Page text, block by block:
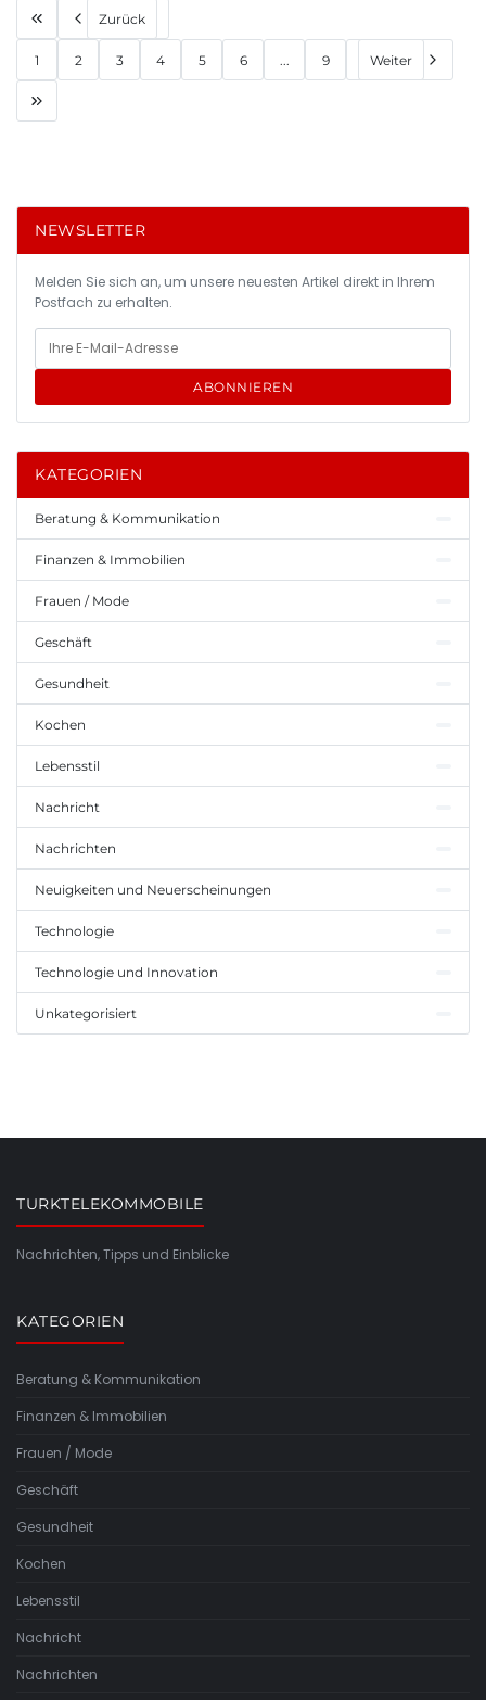
Zurück
1 2 3 4 5 6 ... 9 Weiter
NEWSLETTER
Melden Sie sich an, um unsere neuesten Artikel direkt in Ihrem
Postfach zu erhalten.
ABONNIEREN
KATEGORIEN
Beratung & Kommunikation
Finanzen & Immobilien
Frauen / Mode
Geschäft
Gesundheit
Kochen
Lebensstil
Nachricht
Nachrichten
Neuigkeiten und Neuerscheinungen
Technologie
Technologie und Innovation
Unkategorisiert
TURKTELEKOMMOBILE
Nachrichten, Tipps und Einblicke
KATEGORIEN
Beratung & Kommunikation
Finanzen & Immobilien
Frauen / Mode
Geschäft
Gesundheit
Kochen
Lebensstil
Nachricht
Nachrichten